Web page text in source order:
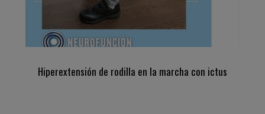
Hiperextensión de rodilla en la marcha con ictus